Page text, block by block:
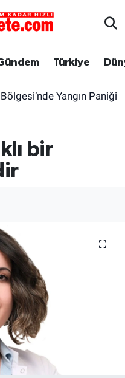
Türkiye
Yangın Paniği
bir
Fikstür